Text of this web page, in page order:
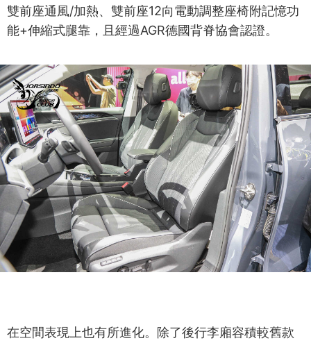
雙前座通風/加熱、雙前座12向電動調整座椅附記憶功
能+伸縮式腿靠，且經過AGR德國背脊協會認證。
在空間表現上也有所進化。除了後行李廂容積較舊款